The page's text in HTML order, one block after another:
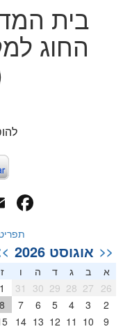
בית
<< אוגוסט 2026
א ב ג ד ה
ז
26
27
28
29
30
31
2
3
4
5
6
7
8
9
10
11
12
13
14
15